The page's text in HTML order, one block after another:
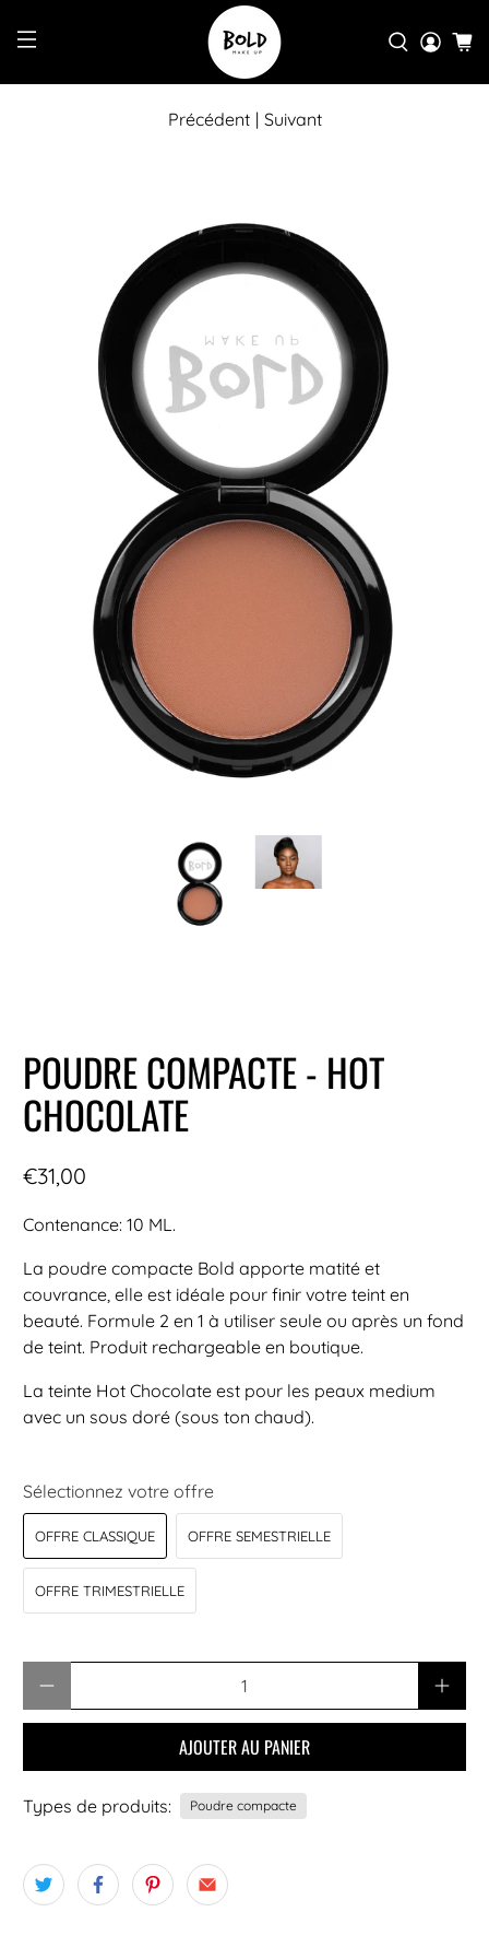
Précédent | Suivant
POUDRE COMPACTE - HOT
CHOCOLATE
€31,00
Contenance: 10 ML.
La poudre compacte Bold apporte matité et
couvrance, elle est idéale pour finir votre teint en
beauté. Formule 2 en 1 à utiliser seule ou après un fond
de teint. Produit rechargeable en boutique.
La teinte Hot Chocolate est pour les peaux medium
avec un sous doré (sous ton chaud).
Sélectionnez votre offre
OFFRE CLASSIQUE OFFRE SEMESTRIELLE
OFFRE TRIMESTRIELLE
AJOUTER AU PANIER
Types de produits: Poudre compacte